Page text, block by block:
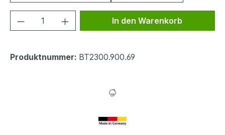
Produkt Anzahl: Gib denIn den Warenkorb
Produktnummer: BT2300.900.69